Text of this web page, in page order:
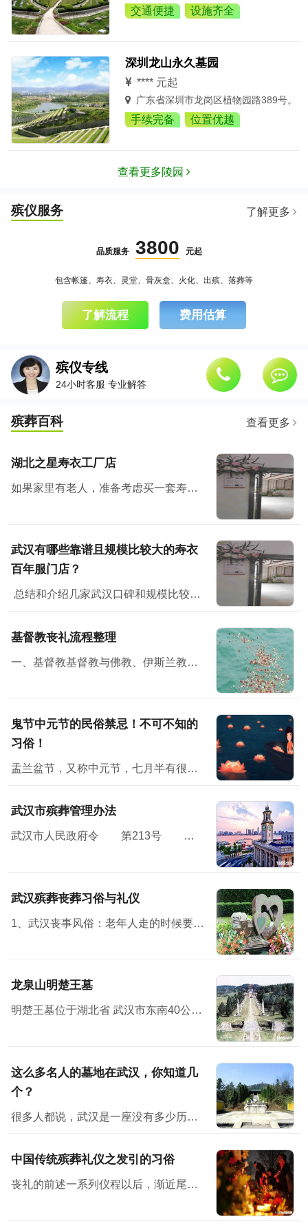
交通便捷 设施齐全
深圳龙山永久墓园
**** 元起
广东省深圳市龙岗区植物园路389号。
手续完备 位置优越
查看更多陵园
殡仪服务 了解更多
品质服务 3800 元起
包含帐篷、寿衣、灵堂、骨灰盒、火化、出殡、落葬等
了解流程 费用估算
殡仪专线
24小时客服 专业解答
殡葬百科 查看更多
湖北之星寿衣工厂店
如果家里有老人，准备考虑买一套寿衣纳福添寿，那么武汉有个地方绝对值得去看看。湖北之星工厂云仓，也是白小邻和白店邻里的工厂店所在地。
武汉有哪些靠谱且规模比较大的寿衣
百年服门店？
总结和介绍几家武汉口碑和规模比较好的门店，从门店规模、面积、产品丰富程度、价格、政策和售后各方面评测，供大家参考。一、湖北之星工厂云仓湖北之星工厂云仓位...
基督教丧礼流程整理
一、基督教基督教与佛教、伊斯兰教并称三大宗教，无论从规模，还是从影响方面，基督教都堪称世界第一大宗教。
鬼节中元节的民俗禁忌！不可不知的
习俗！
盂兰盆节，又称中元节，七月半有很多民俗禁忌；民间在中元节这天会举办祭祀活动怀念亲人，并对未来寄予美好的祝愿。节日习俗主要有祭祖、放河灯、祀亡魂、焚纸锭等七月半”原本...
武汉市殡葬管理办法
武汉市人民政府令 第213号 《武汉市殡葬管理办法》已经2010年11月15日市人民政府第119次常务会议通过，现予公布，自2011年1月7日起施行。<...
武汉殡葬丧葬习俗与礼仪
1、武汉丧事风俗：老年人走的时候要有子女在旁，才方便说下最后遗嘱之类的话。 2、布置灵堂，灵堂设在堂屋中，灵堂前壁上布置个“奠”字，“奠”字下面是供桌，供桌上面放鱼、肉、馒头水...
龙泉山明楚王墓
明楚王墓位于湖北省 武汉市东南40公里处
这么多名人的墓地在武汉，你知道几
个？
很多人都说，武汉是一座没有多少历史感的城市。但其实不然，它有它的韵味。也许，你在武汉没有见过多少历史古迹、文物等，但其实它就隐藏在你身边，只是你没有发现而已。不说别的，位于武汉的古墓地就有多座...
中国传统殡葬礼仪之发引的习俗
丧礼的前述一系列仪程以后，渐近尾声即发引、下葬了。按古礼来看，三月而葬，时间太长，尸体不易保存，生者也不胜其劳。因而，古时候就有所谓“渴葬”、“血葬”即七天之内不卜而葬。后世的停...